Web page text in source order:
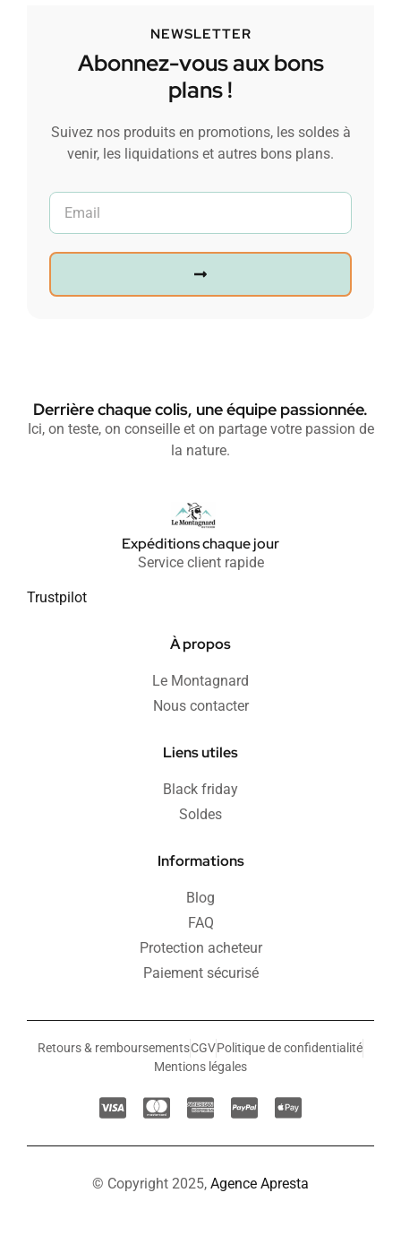
NEWSLETTER
Abonnez-vous aux bons
plans !
Suivez nos produits en promotions, les soldes à
venir, les liquidations et autres bons plans.
Derrière chaque colis, une équipe passionnée.
Ici, on teste, on conseille et on partage votre passion de
la nature.
Expéditions chaque jour
Service client rapide
Trustpilot
À propos
Le Montagnard
Nous contacter
Liens utiles
Black friday
Soldes
Informations
Blog
FAQ
Protection acheteur
Paiement sécurisé
Retours & remboursementsCGVPolitique de confidentialité
Mentions légales
© Copyright 2025, Agence Apresta